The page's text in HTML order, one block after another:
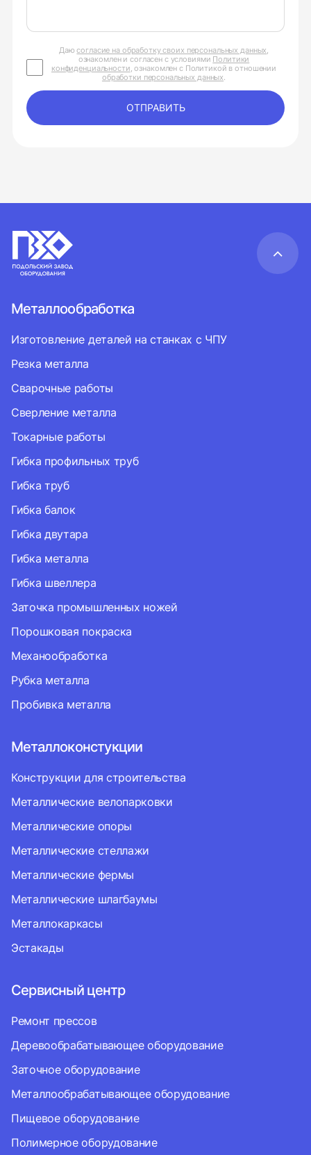
Даюсогласие на обработку своих персональных данных,
ознакомлен и согласен с условиями Политики
конфиденциальности, ознакомлен с Политикой в отношении
обработки персональных данных.
ОТПРАВИТЬ
Металлообработка
Изготовление деталей на станках с ЧПУ
Резка металла
Сварочные работы
Сверление металла
Токарные работы
Гибка профильных труб
Гибка труб
Гибка балок
Гибка двутара
Гибка металла
Гибка швеллера
Заточка промышленных ножей
Порошковая покраска
Механообработка
Рубка металла
Пробивка металла
Металлоконстукции
Конструкции для строительства
Металлические велопарковки
Металлические опоры
Металлические стеллажи
Металлические фермы
Металлические шлагбаумы
Металлокаркасы
Эстакады
Сервисный центр
Ремонт прессов
Деревообрабатывающее оборудование
Заточное оборудование
Металлообрабатывающее оборудование
Пищевое оборудование
Полимерное оборудование